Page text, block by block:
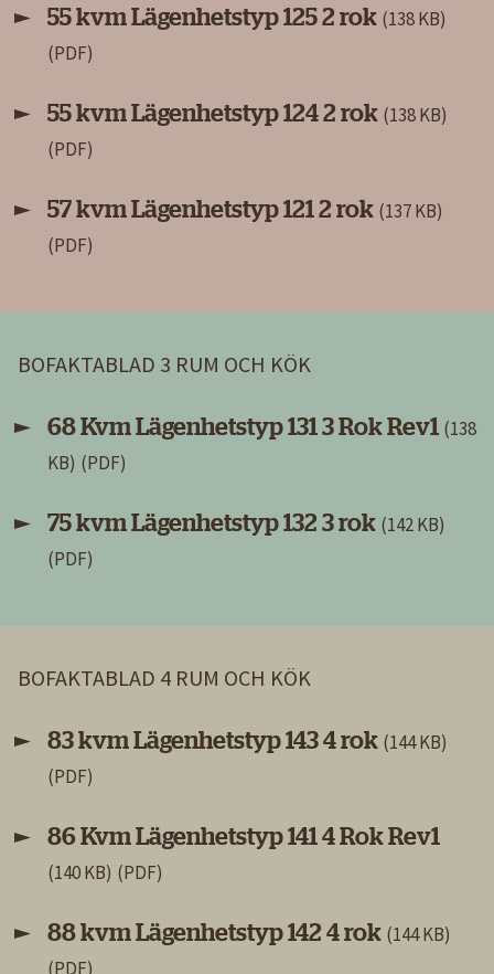
55 kvm Lägenhetstyp 125 2 rok (138 KB)
55 kvm Lägenhetstyp 124 2 rok (138 KB)
57 kvm Lägenhetstyp 121 2 rok (137 KB)
BOFAKTABLAD 3 RUM OCH KÖK
68 Kvm Lägenhetstyp 131 3 Rok Rev1 (138
KB)
75 kvm Lägenhetstyp 132 3 rok (142 KB)
BOFAKTABLAD 4 RUM OCH KÖK
83 kvm Lägenhetstyp 143 4 rok (144 KB)
86 Kvm Lägenhetstyp 141 4 Rok Rev1
(140 KB)
88 kvm Lägenhetstyp 142 4 rok (144 KB)